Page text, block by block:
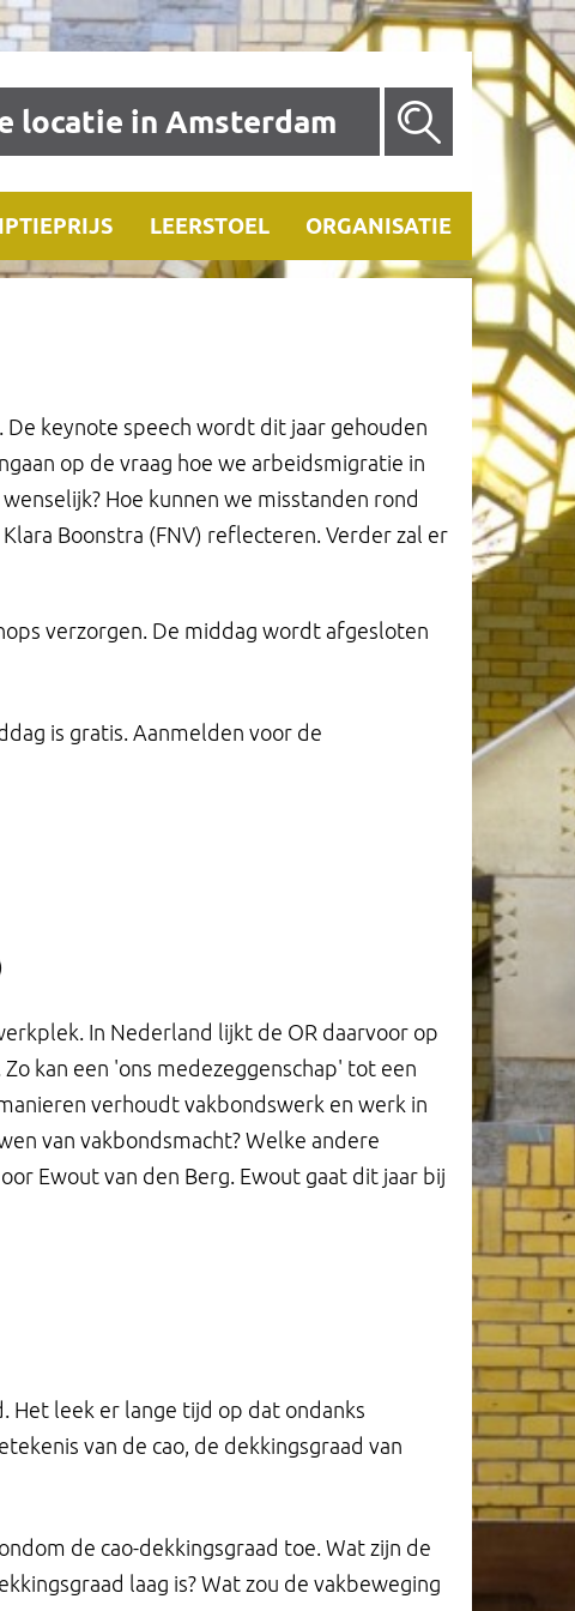
locatie in Amsterdam
LEERSTOEL ORGANISATIE
keynote speech wordt dit jaar gehouden
op de vraag hoe we arbeidsmigratie in
Hoe kunnen we misstanden rond
Boonstra (FNV) reflecteren. Verder zal er
verzorgen. De middag wordt afgesloten
is gratis. Aanmelden voor de
In Nederland lijkt de OR daarvoor op
kan een 'ons medezeggenschap' tot een
verhoudt vakbondswerk en werk in
van vakbondsmacht? Welke andere
Ewout van den Berg. Ewout gaat dit jaar bij
Het leek er lange tijd op dat ondanks
van de cao, de dekkingsgraad van
de cao-dekkingsgraad toe. Wat zijn de
laag is? Wat zou de vakbeweging